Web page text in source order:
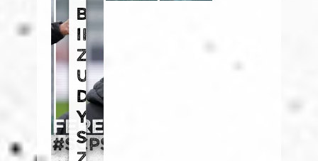
benötigen
Ihre
Zustimmung,
um
den
Youtube-
Service
zu